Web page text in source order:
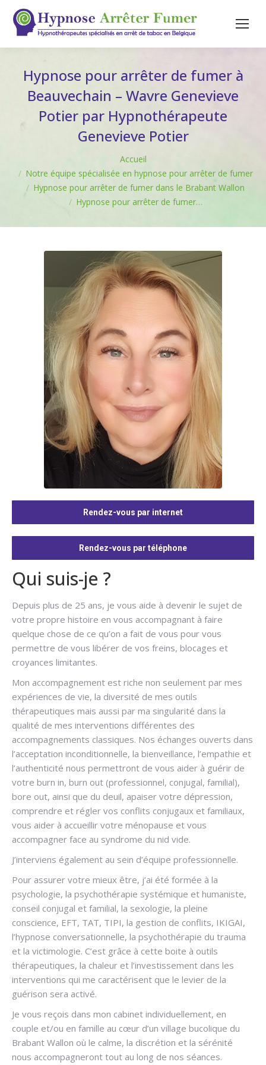
Hypnose pour arrêter de fumer à
Beauvechain – Wavre Genevieve
Potier par Hypnothérapeute
Genevieve Potier
Accueil
Notre équipe spécialisée en hypnose pour arrêter de fumer
Hypnose pour arrêter de fumer dans le Brabant Wallon
Hypnose pour arrêter de fumer…
Qui suis-je ?
Depuis plus de 25 ans, je vous aide à devenir le sujet de
votre propre histoire en vous accompagnant à faire
quelque chose de ce qu’on a fait de vous pour vous
permettre de vous libérer de vos freins, blocages et
croyances limitantes.
Mon accompagnement est riche non seulement par mes
expériences de vie, la diversité de mes outils
thérapeutiques mais aussi par ma singularité dans la
qualité de mes interventions différentes des
accompagnements classiques. Nos échanges ouverts dans
l’acceptation inconditionnelle, la bienveillance, l’empathie et
l’authenticité nous permettront de vous aider à guérir de
votre burn in, burn out (professionnel, conjugal, familial),
bore out, ainsi que du deuil, apaiser votre dépression,
comprendre et régler vos conflits conjugaux et familiaux,
vous aider à accueillir votre ménopause et vous
accompagner face au syndrome du nid vide.
J’interviens également au sein d’équipe professionnelle.
Pour assurer votre mieux être, j’ai été formée à la
psychologie, la psychothérapie systémique et humaniste,
conseil conjugal et familial, la sexologie, la pleine
conscience, EFT, TAT, TIPI, la gestion de conflits, IKIGAI,
l’hypnose conversationnelle, la psychothérapie du trauma
et la victimologie. C’est grâce à cette boite à outils
thérapeutiques, la chaleur et l’investissement dans les
interventions qui me caractérisent que le levier de la
guérison sera activé.
Je vous reçois dans mon cabinet individuellement, en
couple et/ou en famille au cœur d’un village bucolique du
Brabant Wallon où le calme, la discrétion et la sérénité
nous accompagneront tout au long de nos séances.
Rendez-vous par internet
Rendez-vous par téléphone